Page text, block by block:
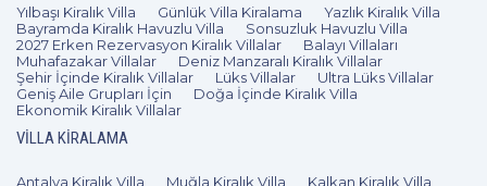
Otel yerine villa seçimi, tatilcilerin kitle turizminden
uzaklaşarak daha kişiselleştirilmiş, kontrollü ve izole bir
tatil anlayışına yönelmesinin en somut örneğidir.
Mahremiyet, bu konaklama modelinin temel taşını
oluşturur ve kişinin tatil süresince kendisini dış dünyadan
komplekslerinde havuz başı, yemek salonu veya asansör
Yılbaşı Kiralık Villa Günlük Villa Kiralama
Yazlık Kiralık Villa
Bayramda Kiralık Havuzlu Villa
Sonsuzluk Havuzlu Villa
2027 Erken Rezervasyon Kiralık Villalar
Balayı Villaları
Muhafazakar Villalar
Deniz Manzaralı Kiralık Villalar
Şehir İçinde Kiralık Villalar
Lüks Villalar
Ultra Lüks Villalar
Geniş Aile Grupları İçin
Doğa İçinde Kiralık Villa
Ekonomik Kiralık Villalar
VILLA KIRALAMA
Antalya Kiralık Villa Muğla Kiralık Villa
Kalkan Kiralık Villa